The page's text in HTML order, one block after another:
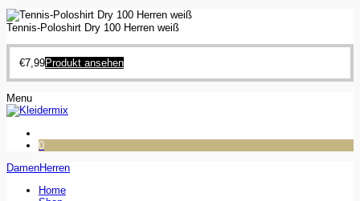
Tennis-Poloshirt Dry 100 Herren weiß
€7,99Produkt ansehen
Menu
0
DamenHerren
Home